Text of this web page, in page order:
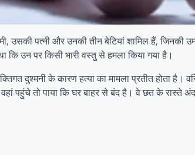
पत्नी और उनकी तीन बेटियां शामिल हैं, जिनकी
उन पर किसी भारी वस्तु से हमला किया गया है।
दुश्मनी के कारण हत्या का मामला प्रतीत होता
पहुंचे तो पाया कि घर बाहर से बंद है। वे छत के रास्ते